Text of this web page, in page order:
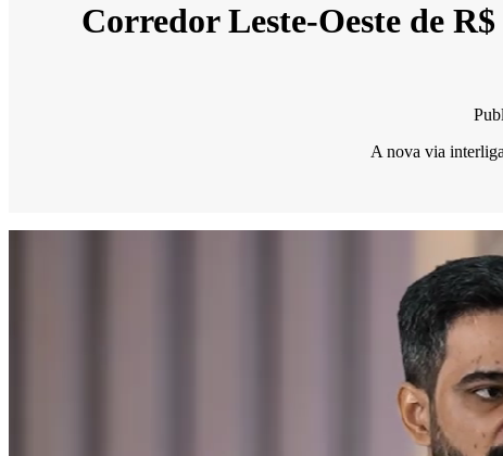
Corredor Leste-Oeste de
A nova via